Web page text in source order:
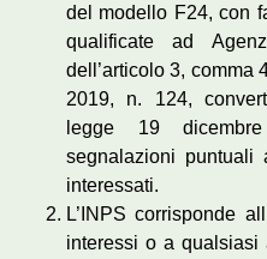
del modello F24, con
qualificate ad
dell’articolo 3, comma
2019, n. 124,
legge 19
segnalazioni
interessati.
L’INPS corrisponde
interessi o a qualsiasi